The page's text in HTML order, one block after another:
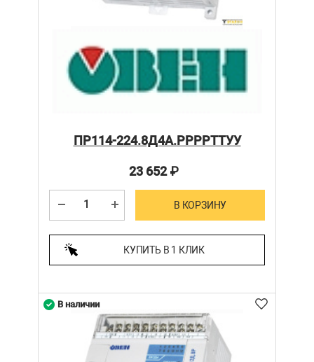
ПР114-224.8Д4А.РРРРТТУУ
23 652₽
В КОРЗИНУ
КУПИТЬ В 1 КЛИК
В наличии